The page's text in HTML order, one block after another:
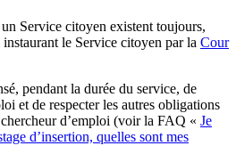
Service citoyen existent toujours,
le Service citoyen par la Cour
pendant la durée du service, de
et de respecter les autres obligations
d’emploi (voir la FAQ « Je
d’insertion, quelles sont mes